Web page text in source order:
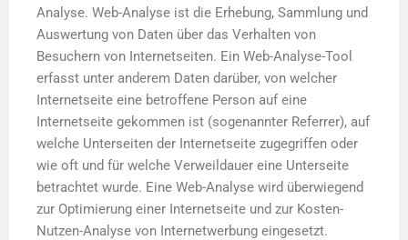
Analyse. Web-Analyse ist die Erhebung, Sammlung und
Auswertung von Daten über das Verhalten von
Besuchern von Internetseiten. Ein Web-Analyse-Tool
erfasst unter anderem Daten darüber, von welcher
Internetseite eine betroffene Person auf eine
Internetseite gekommen ist (sogenannter Referrer), auf
welche Unterseiten der Internetseite zugegriffen oder
wie oft und für welche Verweildauer eine Unterseite
betrachtet wurde. Eine Web-Analyse wird überwiegend
zur Optimierung einer Internetseite und zur Kosten-
Nutzen-Analyse von Internetwerbung eingesetzt.